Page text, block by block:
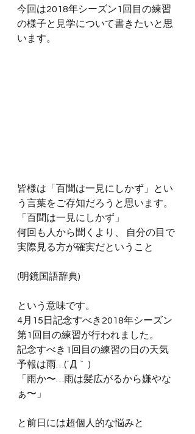
今回は2018年シーズン1回目の練習
の様子と見学について書きたいと思
います。
皆様は「百聞は一見にしかず」とい
う言葉をご存知だろうと思います。
「百聞は一見にしかず」
何回も人から聞くより、 自分の目で
実際見る方が確実だということ
(明鏡国語辞典)
という意味です。
4月15日記念すべき2018年シーズン
第1回目の練習が行われました。
記念すべき1回目の練習の日の天気
予報は雨…(´Д｀ )
「雨か〜…雨は髪広がるから嫌やな
ぁ〜」
と前日には超個人的な悩みと